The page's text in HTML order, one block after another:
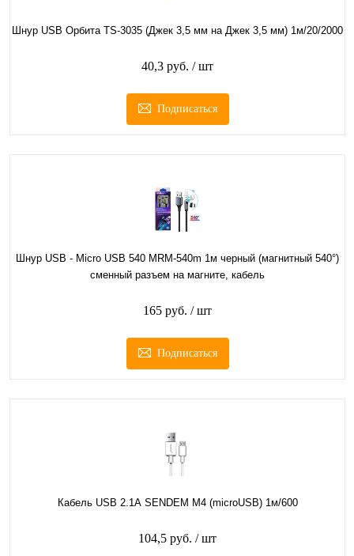
Шнур USB Орбита TS-3035 (Джек 3,5 мм на Джек 3,5 мм) 1м/20/2000
40,3 руб. / шт
Подписаться
Шнур USB - Micro USB 540 MRM-540m 1м черный (магнитный 540°)
сменный разъем на магните, кабель
165 руб. / шт
Подписаться
Кабель USB 2.1А SENDEM M4 (microUSB) 1м/600
104,5 руб. / шт